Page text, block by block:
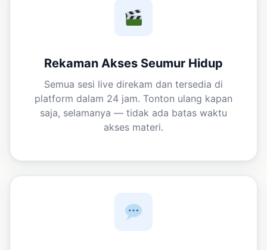
Rekaman Akses Seumur Hidup
Semua sesi live direkam dan tersedia di
platform dalam 24 jam. Tonton ulang kapan
saja, selamanya — tidak ada batas waktu
akses materi.